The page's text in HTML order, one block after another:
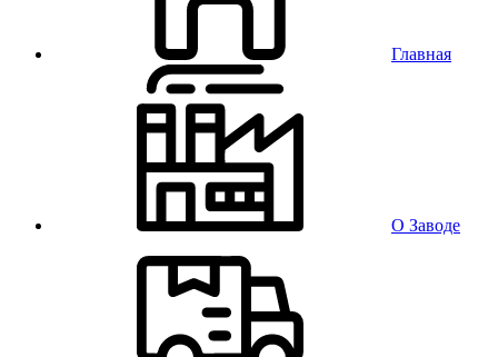
Главная
О Заводе